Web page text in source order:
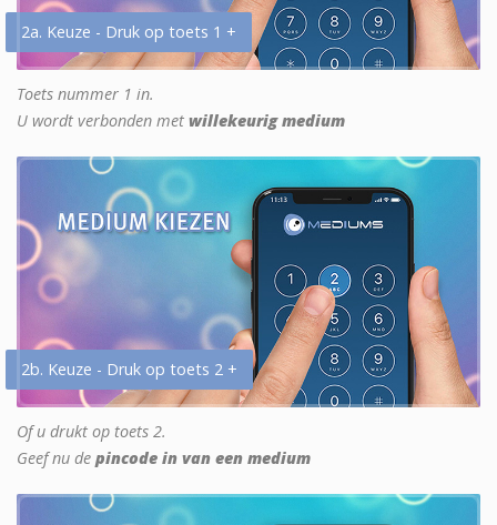
2a. Keuze - Druk op toets 1 +
Toets nummer 1 in.
U wordt verbonden met willekeurig medium
2b. Keuze - Druk op toets 2 +
Of u drukt op toets 2.
Geef nu de pincode in van een medium